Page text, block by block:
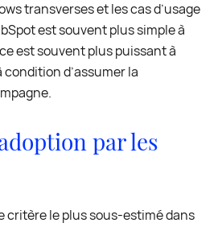
transverses et les cas d’usage
est souvent plus simple à
est souvent plus puissant à
d’assumer la
par les
critère le plus sous-estimé dans